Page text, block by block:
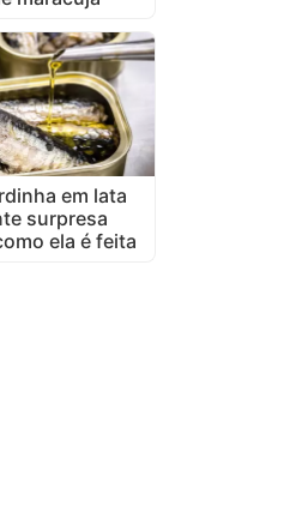
em lata
surpresa
ela é feita